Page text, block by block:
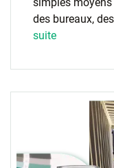
des bureaux,
suite